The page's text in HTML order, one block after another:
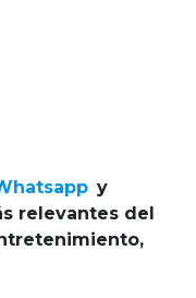
y
relevantes del